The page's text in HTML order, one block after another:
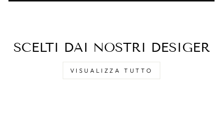
SCELTI DAI NOSTRI DESIGER
VISUALIZZA TUTTO